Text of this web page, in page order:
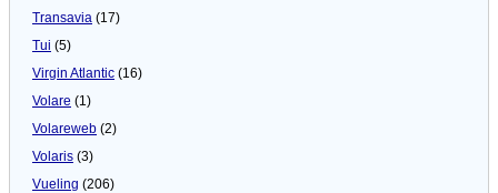
Transavia (17)
Tui (5)
Virgin Atlantic (16)
Volare (1)
Volareweb (2)
Volaris (3)
Vueling (206)